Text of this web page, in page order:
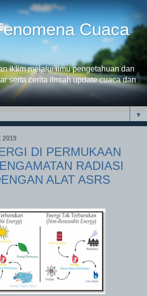
Cuaca
iklim melalui ilmu pengetahuan dan
serta cerita ilmiah update cuaca dan
▼
2019
DI PERMUKAAN
RADIASI
ALAT ASRS